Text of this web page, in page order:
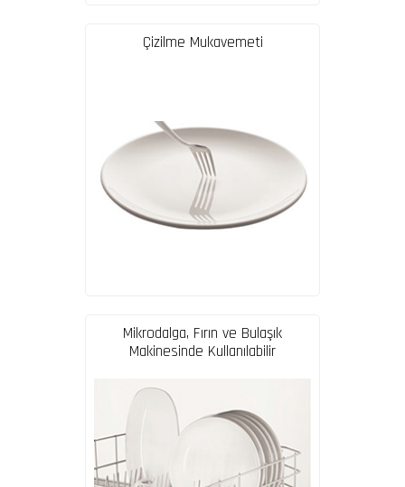
Çizilme Mukavemeti
Mikrodalga, Fırın ve Bulaşık
Makinesinde Kullanılabilir